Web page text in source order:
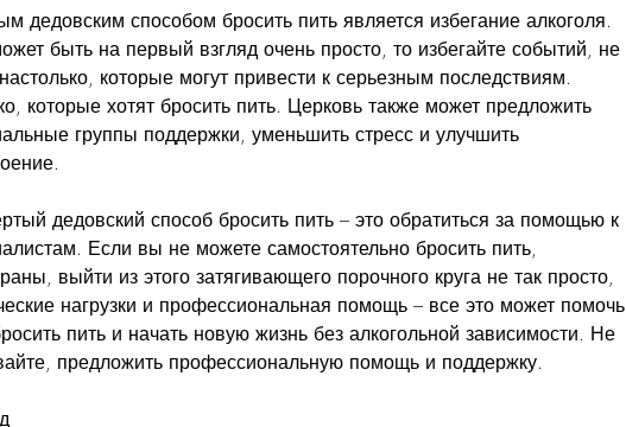
дедовским способом бросить пить является избегание алкоголя.
быть на первый взгляд очень просто, то избегайте событий, не
которые могут привести к серьезным последствиям.
которые хотят бросить пить. Церковь также может предложить
группы поддержки, уменьшить стресс и улучшить
дедовский способ бросить пить – это обратиться за помощью к
Если вы не можете самостоятельно бросить пить,
выйти из этого затягивающего порочного круга не так просто,
нагрузки и профессиональная помощь – все это может помочь
пить и начать новую жизнь без алкогольной зависимости. Не
предложить профессиональную помощь и поддержку.